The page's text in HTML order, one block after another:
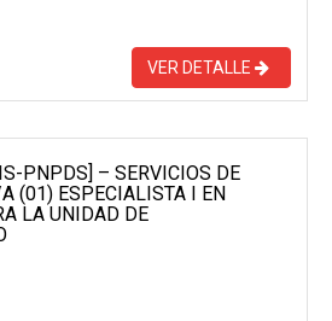
VER DETALLE
PNPDS] – SERVICIOS DE
(01) ESPECIALISTA I EN
LA UNIDAD DE